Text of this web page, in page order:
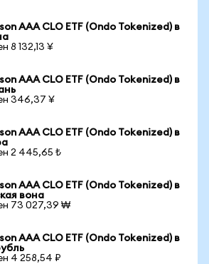
AAA CLO ETF (Ondo Tokenized) в
8 132,13 ¥
AAA CLO ETF (Ondo Tokenized) в
346,37 ¥
AAA CLO ETF (Ondo Tokenized) в
2 445,65 ₺
AAA CLO ETF (Ondo Tokenized) в
вона
73 027,39 ₩
AAA CLO ETF (Ondo Tokenized) в
4 258,54 ₽